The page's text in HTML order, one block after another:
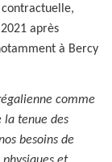
après
à Bercy
comme
la tenue des
besoins de